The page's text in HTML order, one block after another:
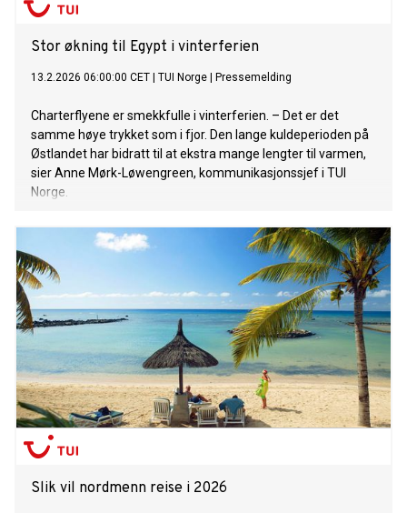
Stor økning til Egypt i vinterferien
13.2.2026 06:00:00 CET TUI Norge Pressemelding
Charterflyene er smekkfulle i vinterferien. – Det er det
samme høye trykket som i fjor. Den lange kuldeperioden på
Østlandet har bidratt til at ekstra mange lengter til varmen,
sier Anne Mørk-Løwengreen, kommunikasjonssjef i TUI
Norge.
Slik vil nordmenn reise i 2026